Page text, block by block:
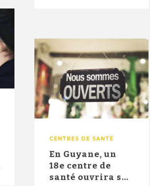
CENTRES DE SANTÉ
En Guyane, un
18e centre de
santé ouvrira ses